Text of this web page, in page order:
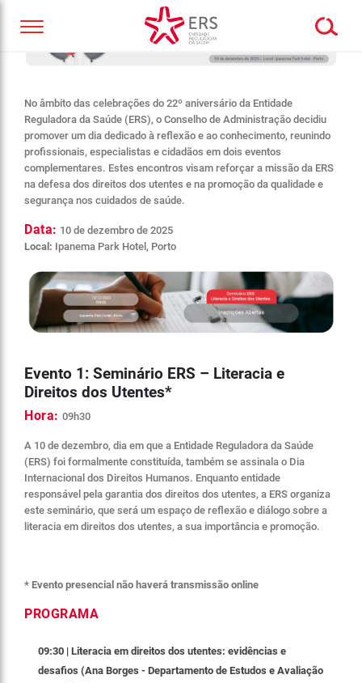
No âmbito das celebrações do 22º aniversário da Entidade
Reguladora da Saúde (ERS), o Conselho de Administração decidiu
promover um dia dedicado à reflexão e ao conhecimento, reunindo
profissionais, especialistas e cidadãos em dois eventos
complementares. Estes encontros visam reforçar a missão da ERS
na defesa dos direitos dos utentes e na promoção da qualidade e
segurança nos cuidados de saúde.
Data: 10 de dezembro de 2025
Local: Ipanema Park Hotel, Porto
Evento 1: Seminário ERS – Literacia e
Direitos dos Utentes*
Hora: 09h30
A 10 de dezembro, dia em que a Entidade Reguladora da Saúde
(ERS) foi formalmente constituída, também se assinala o Dia
Internacional dos Direitos Humanos. Enquanto entidade
responsável pela garantia dos direitos dos utentes, a ERS organiza
este seminário, que será um espaço de reflexão e diálogo sobre a
literacia em direitos dos utentes, a sua importância e promoção.
* Evento presencial não haverá transmissão online
PROGRAMA
09:30 | Literacia em direitos dos utentes: evidências e
desafios (Ana Borges - Departamento de Estudos e Avaliação